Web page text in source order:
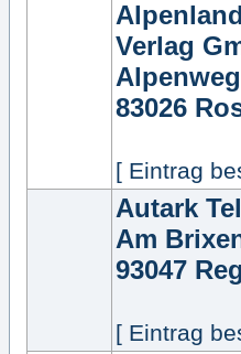
Verlag
83026
[ Eintrag
Autark
Am
93047
[ Eintrag